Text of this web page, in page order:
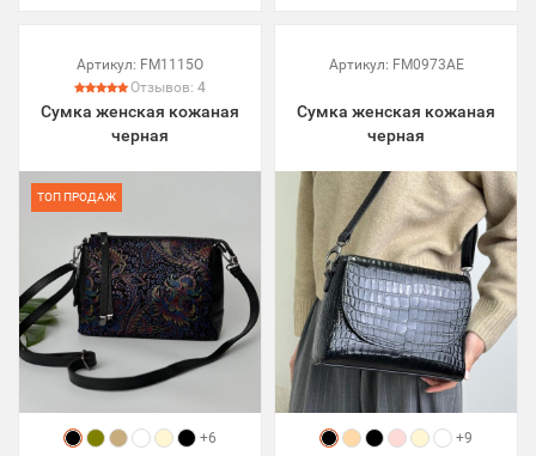
Артикул: FM1115O
Отзывов: 4
Сумка женская кожаная
черная
ТОП ПРОДАЖ
+6
Артикул: FM0973AE
Сумка женская кожаная
черная
+9